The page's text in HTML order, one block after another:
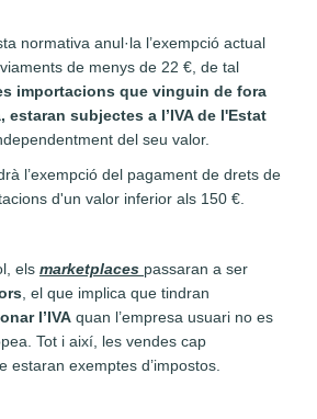
normativa anul·la l’exempció actual
de menys de 22 €, de tal
importacions que vinguin de fora
estaran subjectes a l’IVA de l'Estat
del seu valor.
l’exempció del pagament de drets de
d'un valor inferior als 150 €.
els marketplaces passaran a ser
, el que implica que tindran
l’IVA quan l’empresa usuari no es
Tot i així, les vendes cap
estaran exemptes d’impostos.